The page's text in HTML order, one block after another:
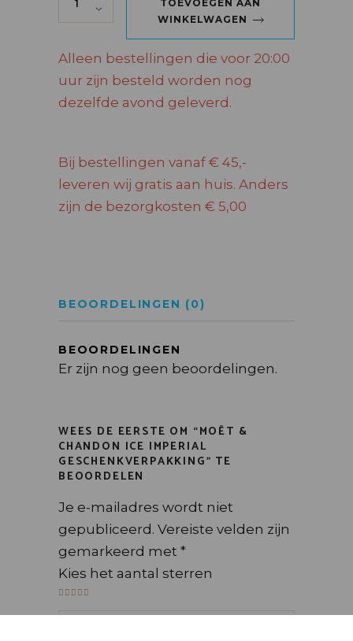
TOEVOEGEN AAN
WINKELWAGEN
Alleen bestellingen die voor 20:00
uur zijn besteld worden nog
dezelfde avond geleverd.
Bij bestellingen vanaf € 45,-
leveren wij gratis aan huis. Anders
zijn de bezorgkosten € 5,00
BEOORDELINGEN (0)
BEOORDELINGEN
Er zijn nog geen beoordelingen.
WEES DE EERSTE OM “MOËT &
CHANDON ICE IMPERIAL
GESCHENKVERPAKKING” TE
BEOORDELEN
Je e-mailadres wordt niet
gepubliceerd. Vereiste velden zijn
gemarkeerd met *
Kies het aantal sterren